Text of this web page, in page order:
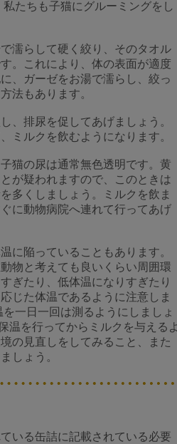
たちも子猫にグルーミングをし
濡らして硬く絞り、そのタオル
。これにより、体の表面が適度
、ガーゼをお湯で濡らし、絞っ
法もあります。
、排尿を促してあげましょう。
ミルクを飲むようになります。
猫の尿は通常無色透明です。黄
が疑われますので、このときは
多くしましょう。ミルクを飲ま
に動物病院へ連れて行ってあげ
に陥っていることもあります。
物と考えても良いくらい周囲環
ぎたり、低体温になりすぎたり
じた体温であるように注意しま
一日一回は測るようにしましょ
温を行ってからミルクを与えるよ
の見直しをしてみること、また
しょう。
いる缶詰に記載されている必要